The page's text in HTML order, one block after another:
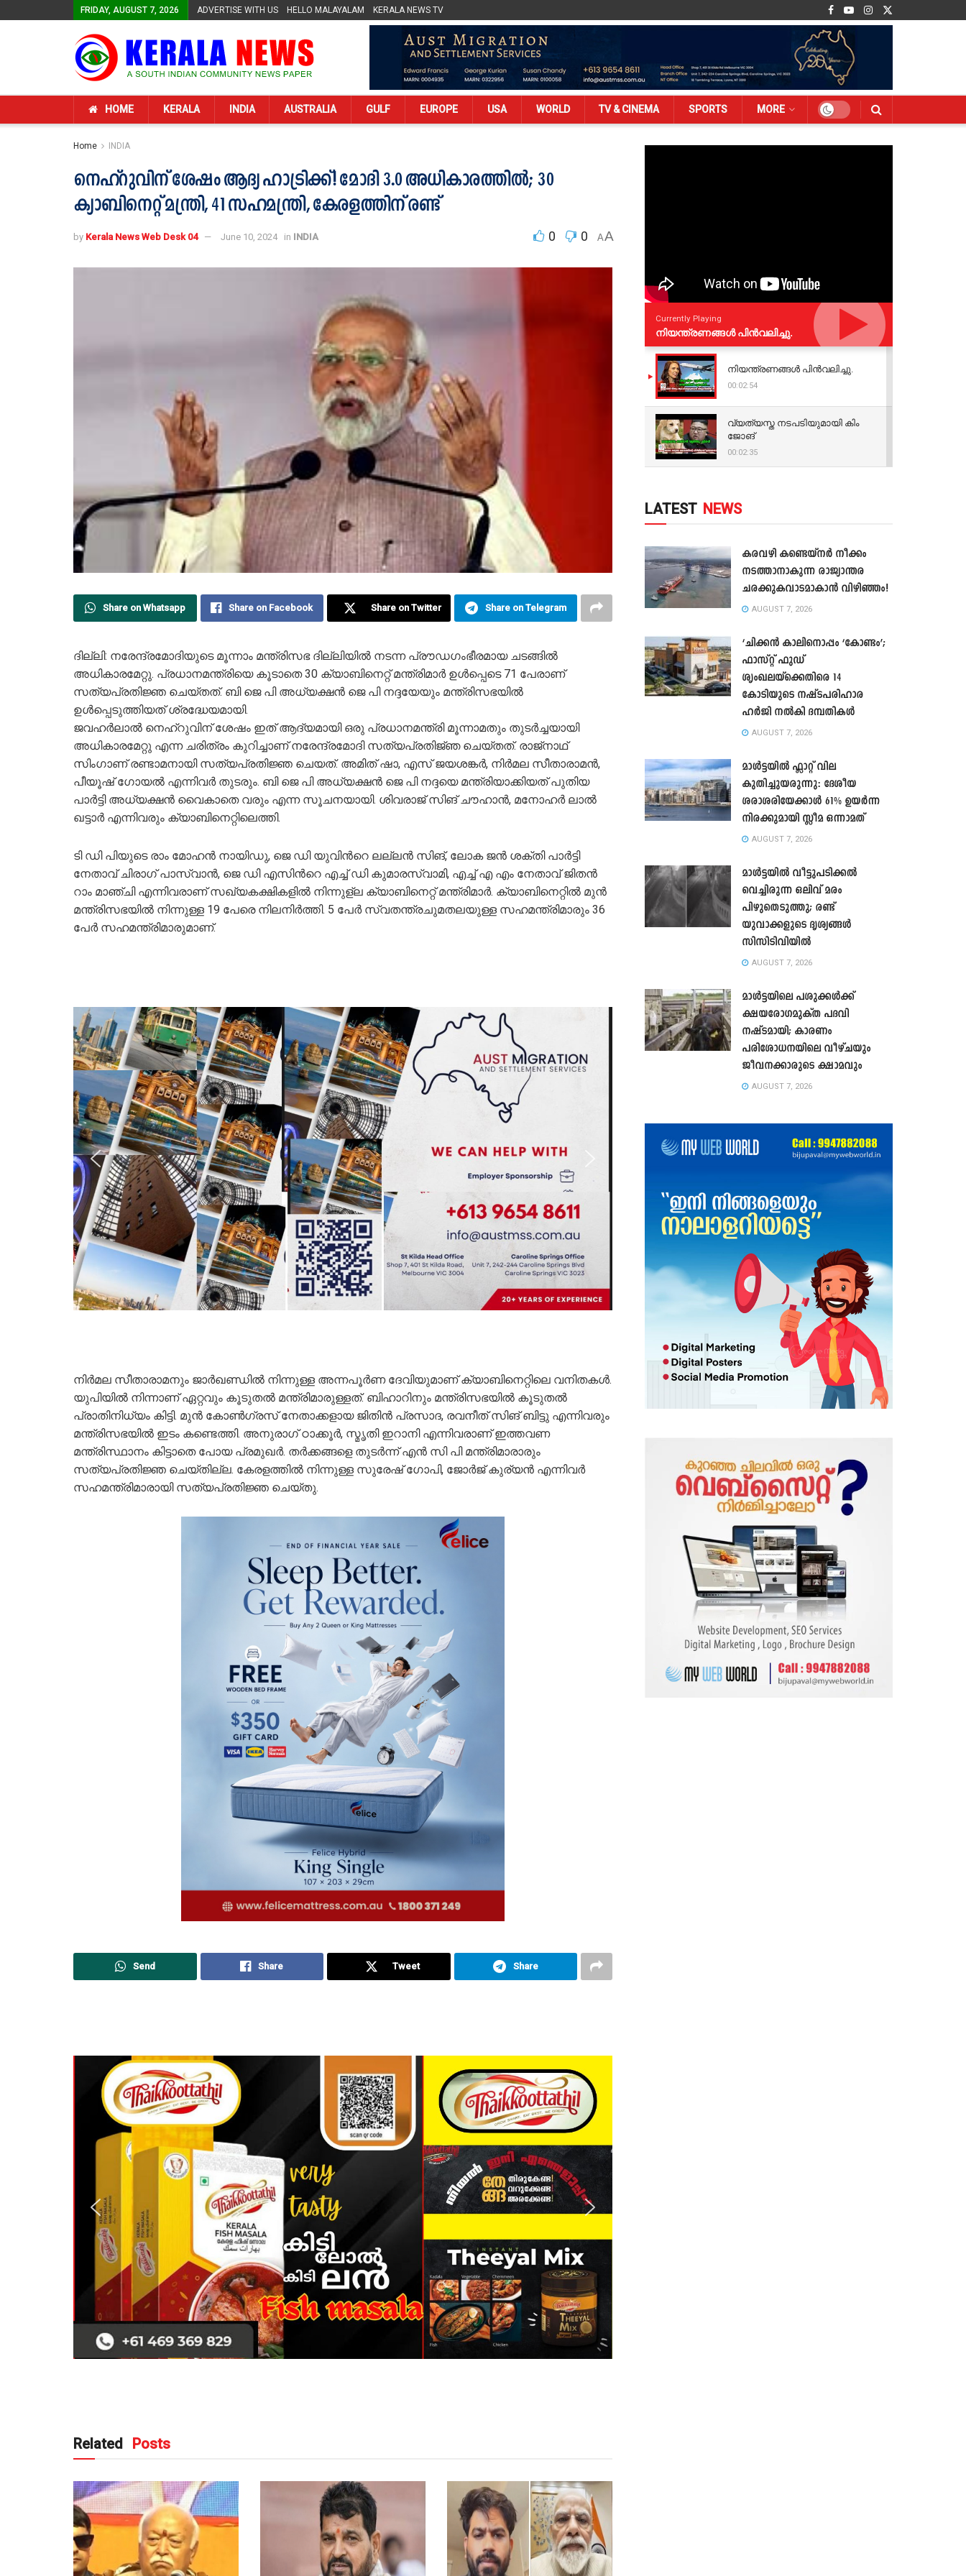
FRIDAY, AUGUST 7, 2026 ADVERTISE WITH US HELLO MALAYALAM KERALA NEWS TV
HOME KERALA INDIA AUSTRALIA GULF EUROPE USA WORLD TV & CINEMA SPORTS MORE
Home INDIA
നെഹ്റുവിന് ശേഷം ആദ്യ ഹാട്രിക്ക്! മോദി 3.0 അധികാരത്തിൽ; 30
ക്യാബിനെറ്റ് മന്ത്രി, 41 സഹമന്ത്രി, കേരളത്തിന് രണ്ട്
by Kerala News Web Desk 04 June 10, 2024 in INDIA 0 0 AA
Share on Whatsapp Share on Facebook Share on Twitter Share on Telegram
ദില്ലി: നരേന്ദ്രമോദിയുടെ മൂന്നാം മന്ത്രിസഭ ദില്ലിയില്‍ നടന്ന പ്രൗഡഗംഭീരമായ ചടങ്ങില്‍
അധികാരമേറ്റു. പ്രധാനമന്ത്രിയെ കൂടാതെ 30 ക്യാബിനെറ്റ് മന്ത്രിമാർ ഉള്‍പ്പെടെ 71 പേരാണ്
സത്യപ്രതിജ്ഞ ചെയ്തത്. ബി ജെ പി അധ്യക്ഷൻ ജെ പി നദ്ദയേയും മന്ത്രിസഭയില്‍
ഉള്‍പ്പെടുത്തിയത് ശ്രദ്ധേയമായി.
ജവഹർലാല്‍ നെഹ്റുവിന് ശേഷം ഇത് ആദ്യമായി ഒരു പ്രധാനമന്ത്രി മൂന്നാമതും തുടര്‍ച്ചയായി
അധികാരമേറ്റു എന്ന ചരിത്രം കുറിച്ചാണ് നരേന്ദ്രമോദി സത്യപ്രതിജ്‍ഞ ചെയ്തത്. രാജ്നാഥ്
സിംഗാണ് രണ്ടാമനായി സത്യപ്രതിജ്ഞ ചെയത്. അമിത് ഷാ, എസ് ജയശങ്കർ, നിർമല സീതാരാമൻ,
പീയൂഷ് ഗോയല്‍ എന്നിവർ തുടരും. ബി ജെ പി അധ്യക്ഷൻ ജെ പി നദ്ദയെ മന്ത്രിയാക്കിയത് പുതിയ
പാർട്ടി അധ്യക്ഷൻ വൈകാതെ വരും എന്ന സൂചനയായി. ശിവരാജ് സിങ് ചൗഹാൻ, മനോഹർ ലാല്‍
ഖട്ടാർ എന്നിവരും ക്യാബിനെറ്റിലെത്തി.
ടി ഡി പിയുടെ രാം മോഹൻ നായി‍ഡു, ജെ ഡി യുവിന്‍റെ ലല്ലൻ സിങ്, ലോക ജൻ ശക്തി പാർട്ടി
നേതാവ് ചിരാഗ് പാസ്വാൻ, ജെ ഡി എസിന്‍റെ എച്ച് ഡി കുമാരസ്വാമി, എച്ച് എ എം നേതാവ് ജിതൻ
റാം മാഞ്ചി എന്നിവരാണ് സഖ്യകക്ഷികളില്‍ നിന്നുള്ല ക്യാബിനെറ്റ് മന്ത്രിമാർ. ക്യാബിനെറ്റില്‍ മുന്‍
മന്ത്രിസഭയില്‍ നിന്നുള്ള 19 പേരെ നിലനിർത്തി. 5 പേര്‍ സ്വതന്ത്രചുമതലയുള്ള സഹമന്ത്രിമാരും 36
പേര്‍ സഹമന്ത്രിമാരുമാണ്.
നിർമല സീതാരാമനും ജാ‌‌ർഖണ്ഡില്‍ നിന്നുള്ള അന്നപൂര്‍ണ ദേവിയുമാണ് ക്യാബിനെറ്റിലെ വനിതകള്‍.
യുപിയില്‍ നിന്നാണ് ഏറ്റവും കൂടുതല്‍ മന്ത്രിമാരുള്ളത്. ബിഹാറിനും മന്ത്രിസഭയില്‍ കൂടുതല്‍
പ്രാതിനിധ്യം കിട്ടി. മുന്‍ കോണ്‍ഗ്രസ് നേതാക്കളായ ജിതിൻ പ്രസാദ, രവനീത് സിങ് ബിട്ടു എന്നിവരും
മന്ത്രിസഭയില്‍ ഇടം കണ്ടെത്തി. അനുരാഗ് ഠാക്കൂർ, സ്മൃതി ഇറാനി എന്നിവരാണ് ഇത്തവണ
മന്ത്രിസ്ഥാനം കിട്ടാതെ പോയ പ്രമുഖർ. തർക്കങ്ങളെ തുടർന്ന് എൻ സി പി മന്ത്രിമാരാരും
സത്യപ്രതിജ്ഞ‌ ചെയ്തില്ല. കേരളത്തിൽ നിന്നുള്ള സുരേഷ് ഗോപി, ജോർജ് കുര്യൻ എന്നിവർ
സഹമന്ത്രിമാരായി സത്യപ്രതിജ്ഞ ചെയ്തു.
Send Share Tweet Share
Related Posts
Currently Playing
നിയന്ത്രണങ്ങള്‍ പിന്‍വലിച്ചു.
നിയന്ത്രണങ്ങള്‍ പിന്‍വലിച്ചു.
00:02:54
വ്യത്യസ്ത നടപടിയുമായി കിം
ജോങ്
00:02:35
LATEST NEWS
കരവഴി കണ്ടെയ്നർ നീക്കം
നടത്താനാകുന്ന രാജ്യാന്തര
ചരക്കുകവാടമാകാൻ വിഴിഞ്ഞം!
AUGUST 7, 2026
‘ചിക്കൻ കാലിനൊപ്പം ‘കോണ്ടം’;
ഫാസ്റ്റ് ഫുഡ്
ശൃംഖലയ്ക്കെതിരെ 14
കോടിയുടെ നഷ്ടപരിഹാര
ഹർജി നൽകി ദമ്പതികൾ
AUGUST 7, 2026
മാൾട്ടയിൽ ഫ്ലാറ്റ് വില
കുതിച്ചുയരുന്നു: ദേശീയ
ശരാശരിയേക്കാൾ 61% ഉയർന്ന
നിരക്കുമായി സ്ലീമ ഒന്നാമത്
AUGUST 7, 2026
മാൾട്ടയിൽ വീട്ടുപടിക്കൽ
വെച്ചിരുന്ന ഒലിവ് മരം
പിഴുതെടുത്തു; രണ്ട്
യുവാക്കളുടെ ദൃശ്യങ്ങൾ
സിസിടിവിയിൽ
AUGUST 7, 2026
മാൾട്ടയിലെ പശുക്കൾക്ക്
ക്ഷയരോഗമുക്ത പദവി
നഷ്ടമായി; കാരണം
പരിശോധനയിലെ വീഴ്ചയും
ജീവനക്കാരുടെ ക്ഷാമവും
AUGUST 7, 2026